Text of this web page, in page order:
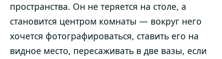
пространства. Он не теряется на столе, а
становится центром комнаты — вокруг него
хочется фотографироваться, ставить его на
видное место, пересаживать в две вазы, если